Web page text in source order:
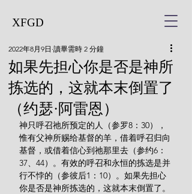
XFGD
如果先担心你是否是神所
拣选的，这就本末倒置了
（约瑟·阿雷恩）
2022年8月9日 讀畢需時 2 分鐘
神只呼召祂所预定的人（参罗8：30），
惟有父神所赐给基督的羊，借着呼召归向
基督，或借着信心到祂那里去（参约6：
37、44）。有效的呼召和永恒的拣选是并
行不悖的（参彼后1：10）。如果先担心
你是否是神所拣选的，这就本末倒置了。